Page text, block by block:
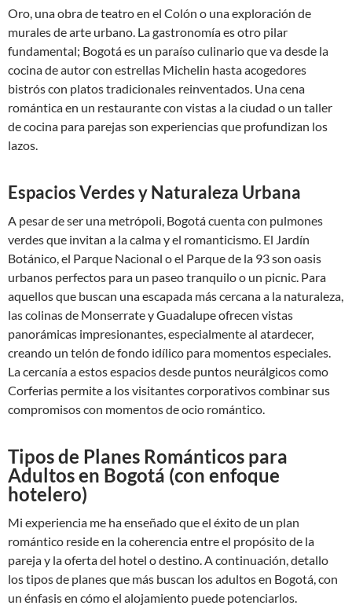
Oro, una obra de teatro en el Colón o una exploración de
murales de arte urbano. La gastronomía es otro pilar
fundamental; Bogotá es un paraíso culinario que va desde la
cocina de autor con estrellas Michelin hasta acogedores
bistrós con platos tradicionales reinventados. Una cena
romántica en un restaurante con vistas a la ciudad o un taller
de cocina para parejas son experiencias que profundizan los
lazos.
Espacios Verdes y Naturaleza Urbana
A pesar de ser una metrópoli, Bogotá cuenta con pulmones
verdes que invitan a la calma y el romanticismo. El Jardín
Botánico, el Parque Nacional o el Parque de la 93 son oasis
urbanos perfectos para un paseo tranquilo o un picnic. Para
aquellos que buscan una escapada más cercana a la naturaleza,
las colinas de Monserrate y Guadalupe ofrecen vistas
panorámicas impresionantes, especialmente al atardecer,
creando un telón de fondo idílico para momentos especiales.
La cercanía a estos espacios desde puntos neurálgicos como
Corferias permite a los visitantes corporativos combinar sus
compromisos con momentos de ocio romántico.
Tipos de Planes Románticos para
Adultos en Bogotá (con enfoque
hotelero)
Mi experiencia me ha enseñado que el éxito de un plan
romántico reside en la coherencia entre el propósito de la
pareja y la oferta del hotel o destino. A continuación, detallo
los tipos de planes que más buscan los adultos en Bogotá, con
un énfasis en cómo el alojamiento puede potenciarlos.